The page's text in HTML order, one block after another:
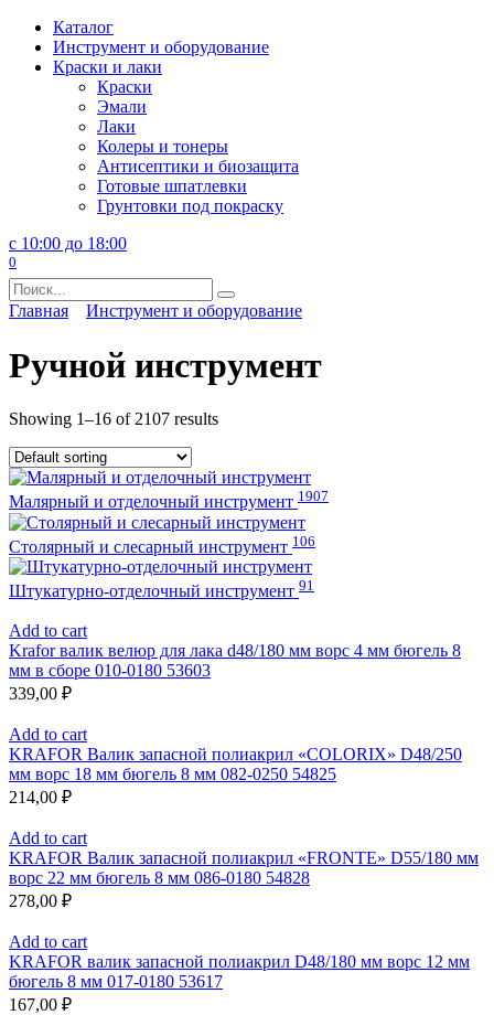
Перейти
содержанию
Каталог
Инструмент и оборудование
Краски и лаки
Краски
Эмали
Лаки
Колеры и тонеры
Антисептики и биозащита
Готовые шпатлевки
Грунтовки под покраску
с 10:00 до 18:00
0
Search
for:
Главная Инструмент и оборудование
Ручной инструмент
Showing 1–16 of 2107 results
Малярный и отделочный инструмент 1907
Столярный и слесарный инструмент 106
Штукатурно-отделочный инструмент 91
Add to cart
Krafor валик велюр для лака d48/180 мм ворс 4 мм бюгель 8
мм в сборе 010-0180 53603
339,00 ₽
Add to cart
KRAFOR Валик запасной полиакрил «COLORIX» D48/250
мм ворс 18 мм бюгель 8 мм 082-0250 54825
214,00 ₽
Add to cart
KRAFOR Валик запасной полиакрил «FRONTE» D55/180 мм
ворс 22 мм бюгель 8 мм 086-0180 54828
278,00 ₽
Add to cart
KRAFOR валик запасной полиакрил D48/180 мм ворс 12 мм
бюгель 8 мм 017-0180 53617
167,00 ₽